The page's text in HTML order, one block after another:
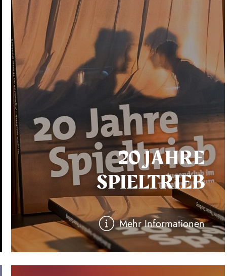
20 JAHRE
SPIELTRIEB
Mehr Informationen